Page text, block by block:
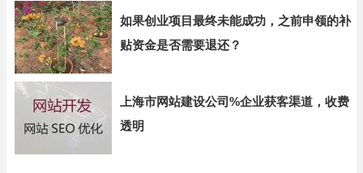
如果创业项目最终未能成功，之前申领的补
贴资金是否需要退还？
上海市网站建设公司%企业获客渠道，收费
透明